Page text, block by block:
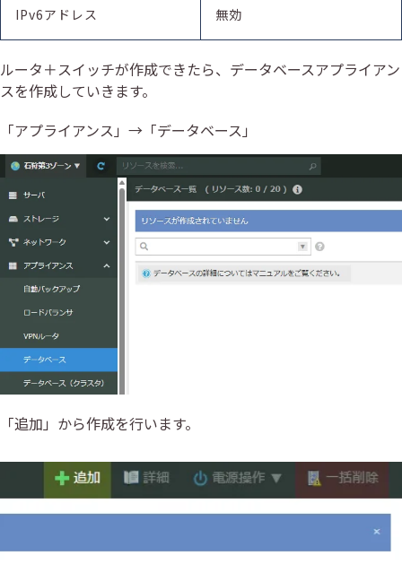
IPv6アドレス 無効
ルータ＋スイッチが作成できたら、データベースアプライアン
スを作成していきます。
「アプライアンス」→「データベース」
「追加」から作成を行います。